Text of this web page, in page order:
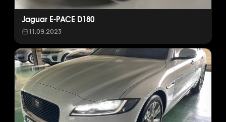
Jaguar E-PACE D180
11.09.2023